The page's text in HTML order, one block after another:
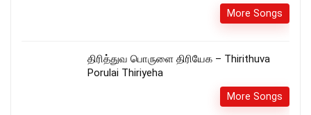
More Songs
திரித்துவ பொருளை திரியேக – Thirithuva
Porulai Thiriyeha
More Songs